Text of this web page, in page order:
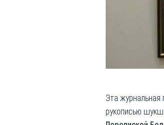
Эта журнальная
рукописью